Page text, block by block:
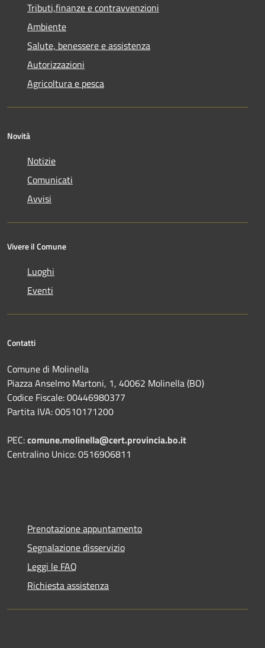
Tributi,finanze e contravvenzioni
Ambiente
Salute, benessere e assistenza
Autorizzazioni
Agricoltura e pesca
Novità
Notizie
Comunicati
Avvisi
Vivere il Comune
Luoghi
Eventi
Contatti
Comune di Molinella
Piazza Anselmo Martoni, 1, 40062 Molinella (BO)
Codice Fiscale: 00446980377
Partita IVA: 00510171200
PEC:comune.molinella@cert.provincia.bo.it
Centralino Unico: 0516906811
Prenotazione appuntamento
Segnalazione disservizio
Leggi le FAQ
Richiesta assistenza